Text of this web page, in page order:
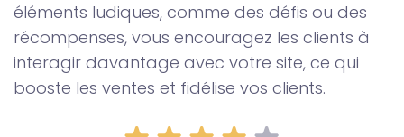
éléments ludiques, comme des défis ou des
récompenses, vous encouragez les clients à
interagir davantage avec votre site, ce qui
booste les ventes et fidélise vos clients.